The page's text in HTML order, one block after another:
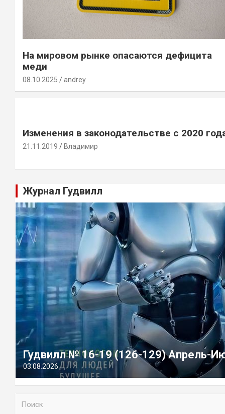
На мировом рынке опасаются дефицита
меди
08.10.2025 andrey
Изменения в законодательстве с 2020
21.11.2019 Владимир
Журнал Гудвилл
Гудвилл № 16-19 (126-129) Апрель-
03.08.2026